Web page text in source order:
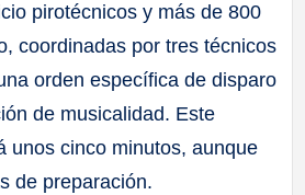
pirotécnicos y más de 800
coordinadas por tres técnicos
orden específica de disparo
de musicalidad. Este
unos cinco minutos, aunque
de preparación.